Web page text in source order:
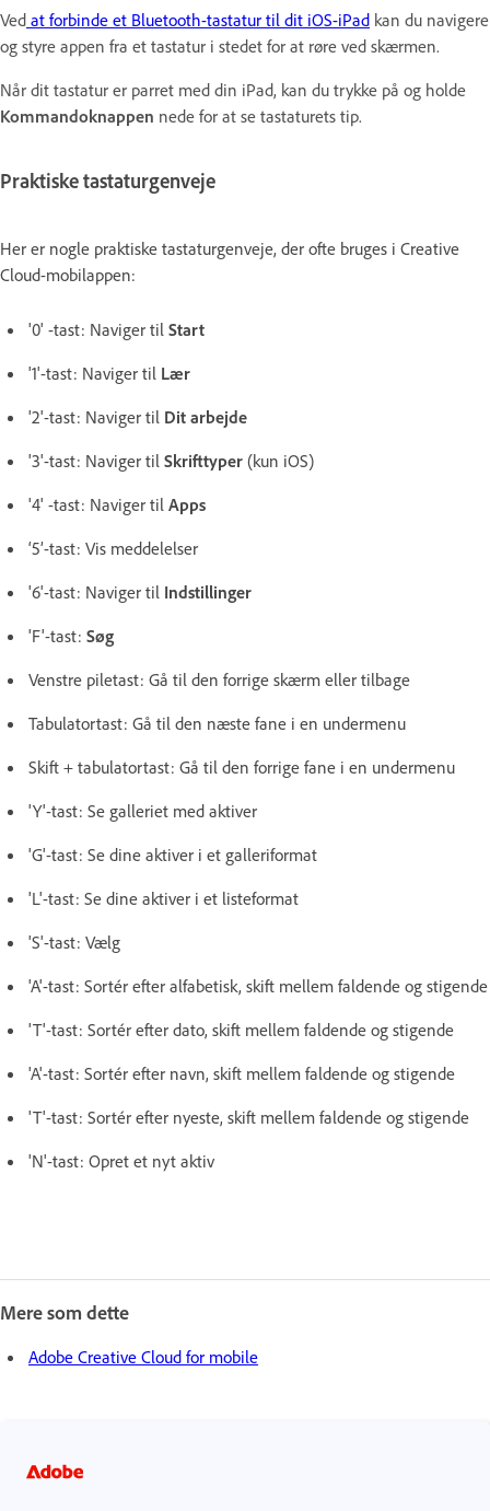
Ved at forbinde et Bluetooth-tastatur til dit iOS-iPad kan du navigere
og styre appen fra et tastatur i stedet for at røre ved skærmen.
Når dit tastatur er parret med din iPad, kan du trykke på og holde
Kommandoknappen nede for at se tastaturets tip.
Praktiske tastaturgenveje
Her er nogle praktiske tastaturgenveje, der ofte bruges i Creative
Cloud-mobilappen:
'0' -tast: Naviger til Start
'1'-tast: Naviger til Lær
'2'-tast: Naviger til Dit arbejde
'3'-tast: Naviger til Skrifttyper (kun iOS)
'4' -tast: Naviger til Apps
‘5’-tast: Vis meddelelser
'6'-tast: Naviger til Indstillinger
'F'-tast: Søg
Venstre piletast: Gå til den forrige skærm eller tilbage
Tabulatortast: Gå til den næste fane i en undermenu
Skift + tabulatortast: Gå til den forrige fane i en undermenu
'Y'-tast: Se galleriet med aktiver
'G'-tast: Se dine aktiver i et galleriformat
'L'-tast: Se dine aktiver i et listeformat
'S'-tast: Vælg
'A'-tast: Sortér efter alfabetisk, skift mellem faldende og stigende
'T'-tast: Sortér efter dato, skift mellem faldende og stigende
'A'-tast: Sortér efter navn, skift mellem faldende og stigende
'T'-tast: Sortér efter nyeste, skift mellem faldende og stigende
'N'-tast: Opret et nyt aktiv
Mere som dette
Adobe Creative Cloud for mobile